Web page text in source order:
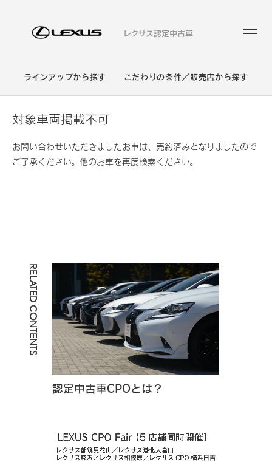
レクサス認定中古車
ラインアップから探す こだわりの条件／販売店から探す
対象車両掲載不可
お問い合わせいただきましたお車は、売約済みとなりましたので
ご了承ください。他のお車を再度検索ください。
RELATED CONTENTS
認定中古車CPOとは？